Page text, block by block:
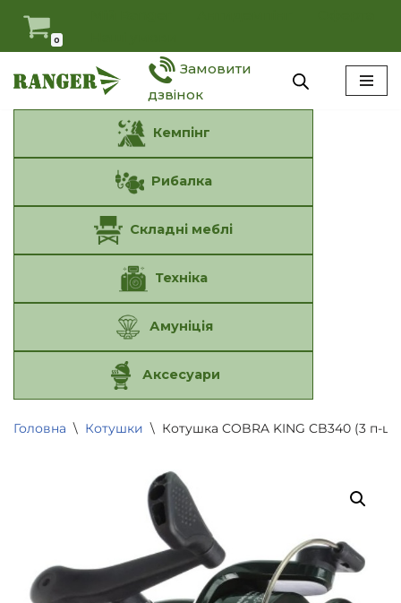
Перейти
до
вмісту
0
Замовити
дзвінок
Кемпінг
Рибалка
Складні меблі
Техніка
Амуніція
Аксесуари
Головна \ Котушки \ Котушка COBRA KING CB340 (3 п-ш)